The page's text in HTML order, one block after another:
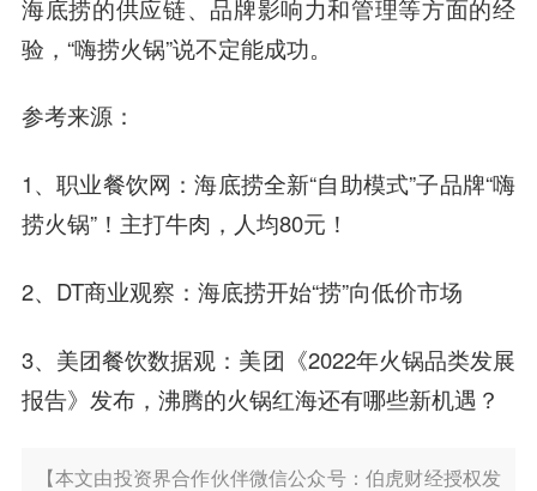
海底捞的供应链、品牌影响力和管理等方面的经
验，“嗨捞火锅”说不定能成功。
参考来源：
1、职业餐饮网：海底捞全新“自助模式”子品牌“嗨
捞火锅”！主打牛肉，人均80元！
2、DT商业观察：海底捞开始“捞”向低价市场
3、美团餐饮数据观：美团《2022年火锅品类发展
报告》发布，沸腾的火锅红海还有哪些新机遇？
【本文由投资界合作伙伴微信公众号：伯虎财经授权发